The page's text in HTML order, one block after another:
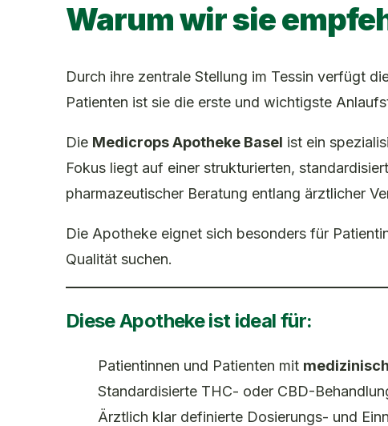
Warum wir sie
Durch ihre zentrale Stellung im Tessin verfügt
Patienten ist sie die erste und wichtigste
Die Medicrops Apotheke Basel ist ein
Fokus liegt auf einer strukturierten,
pharmazeutischer Beratung entlang ärztlicher
Die Apotheke eignet sich besonders für
Qualität suchen.
Diese Apotheke ist ideal für:
Patientinnen und Patienten mit
Standardisierte THC- oder CBD-
Ärztlich klar definierte Dosierungs- und